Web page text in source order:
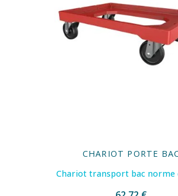
CHARIOT PORTE
Chariot transport bac norme